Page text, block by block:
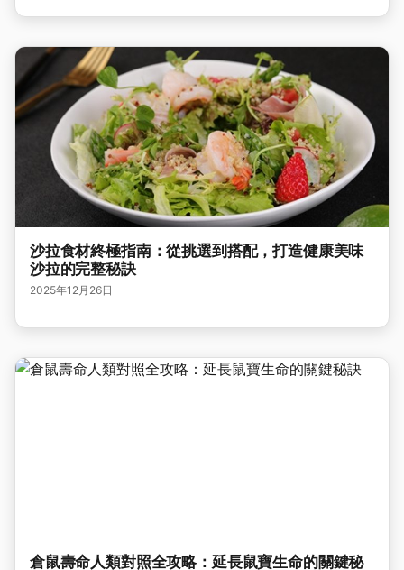
沙拉食材終極指南：從挑選到搭配，打造健康美味
沙拉的完整秘訣
2025年12月26日
倉鼠壽命人類對照全攻略：延長鼠寶生命的關鍵秘